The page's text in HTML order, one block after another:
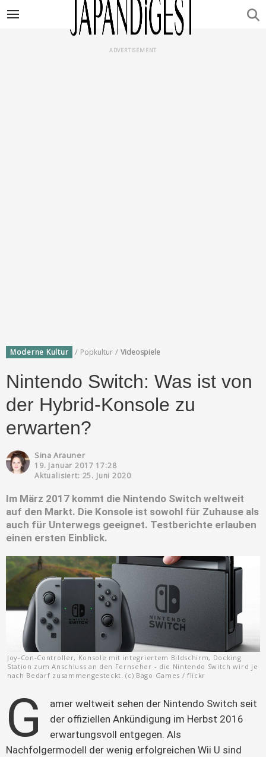
ADVERTISEMENT
Moderne Kultur / Popkultur / Videospiele
Nintendo Switch: Was ist von
der Hybrid-Konsole zu
erwarten?
Sina Arauner
19. Januar 2017 17:28
Aktualisiert: 25. Juni 2020
Im März 2017 kommt die Nintendo Switch weltweit
auf den Markt. Die Konsole ist sowohl für Zuhause als
auch für Unterwegs geeignet. Testberichte erlauben
einen ersten Einblick.
Joy-Con-Controller, Konsole mit integriertem Bildschirm, Docking
Station zum Anschluss an den Fernseher - die Nintendo Switch wird je
nach Bedarf zusammengesteckt. (c) Bago Games / flickr
G
amer weltweit sehen der Nintendo Switch seit
der offiziellen Ankündigung im Herbst 2016
erwartungsvoll entgegen. Als
Nachfolgermodell der wenig erfolgreichen Wii U sind